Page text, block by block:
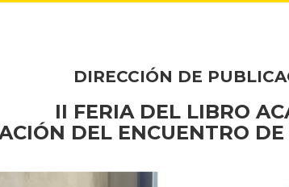
DIRECCIÓN DE
II FERIA DEL LIBRO
DEL ENCUENTRO